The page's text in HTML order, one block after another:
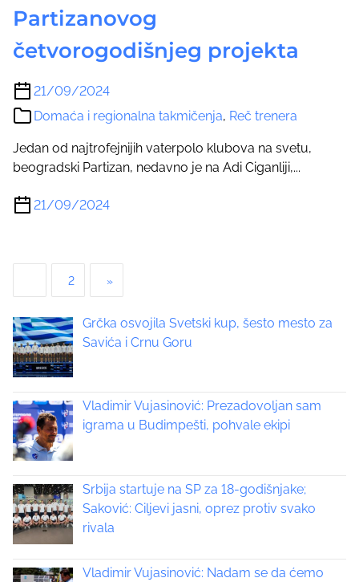
Partizanovog
četvorogodišnjeg projekta
21/09/2024
Domaća i regionalna takmičenja, Reč trenera
Jedan od najtrofejnijih vaterpolo klubova na svetu,
beogradski Partizan, nedavno je na Adi Ciganliji,...
21/09/2024
s
t
s
p
g
i
n
2 »
Grčka osvojila Svetski kup, šesto mesto za
Savića i Crnu Goru
Vladimir Vujasinović: Prezadovoljan sam
igrama u Budimpešti, pohvale ekipi
Srbija startuje na SP za 18-godišnjake;
Saković: Ciljevi jasni, oprez protiv svako
rivala
Vladimir Vujasinović: Nadam se da ćemo